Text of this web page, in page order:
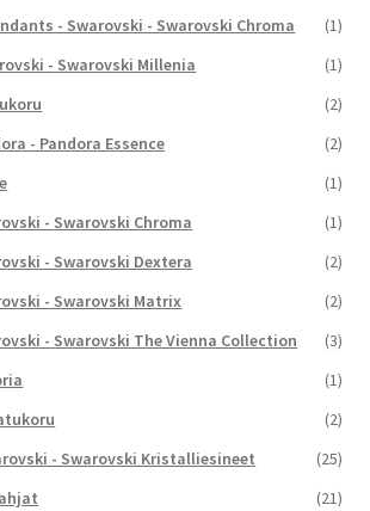
- Swarovski - Swarovski Chroma
(1)
- Swarovski Millenia
(1)
(2)
- Pandora Essence
(2)
(1)
- Swarovski Chroma
(1)
- Swarovski Dextera
(2)
- Swarovski Matrix
(2)
- Swarovski The Vienna Collection
(3)
(1)
(2)
- Swarovski Kristalliesineet
(25)
(21)